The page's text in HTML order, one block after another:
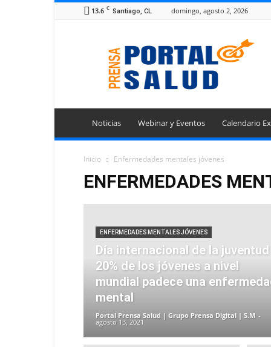
13.6 C Santiago, CL domingo, agosto 2, 2026
Portal
Prensa
Salud
Noticias Webinar y Eventos Calendario
Inicio Enfermedades mentales jóvenes
ENFERMEDADES
ENFERMEDADES MENTALES JÓVENES
Día internacional de la juventud
20% de los jóvenes a nivel
mundial padece una
mental
Portal Prensa Salud | Grupo Prensa Digital | S.M -
agosto 13, 2021